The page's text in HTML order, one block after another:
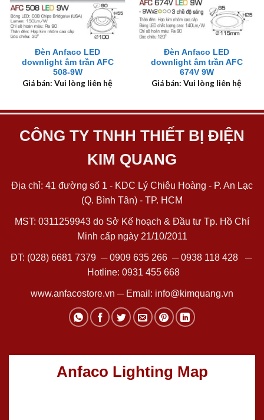
Đèn Anfaco LED
downlight âm trần AFC
508-9W
Giá bán: Vui lòng liên hệ
Đèn Anfaco LED
downlight âm trần AFC
674V 9W
Giá bán: Vui lòng liên hệ
CÔNG TY TNHH THIẾT BỊ ĐIỆN
KIM QUANG
Địa chỉ: 41 đường số 1 - KDC Lý Chiêu Hoàng - P. An Lạc
(Q. Bình Tân) - TP. HCM
MST: 0311259943 do Sở Kế hoạch & Đầu tư Tp. Hồ Chí
Minh cấp ngày 21/10/2011
ĐT: (028) 6681 7379 ─0909 635 266─0938 118 428─
Hotline: 0931 455 668
www.anfacostore.vn ─ Email: info@kimquang.vn
Anfaco Lighting Map